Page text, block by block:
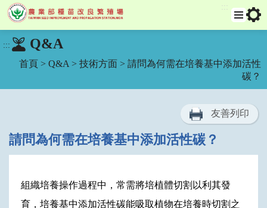
到
內
列
:::
::: Q&A
首頁 > Q&A > 技術方面 > 請問為何需在培養基中添加活性
碳？
友善列印
請問為何需在培養基中添加活性碳？
組織培養操作過程中，常需將培植體切割以利其發
育，培養基中添加活性碳能吸取植物在培養時切割之